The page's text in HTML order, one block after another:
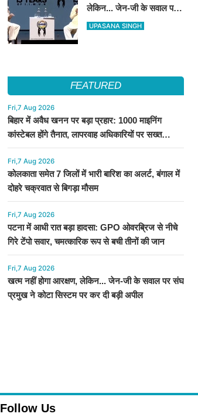
लेकिन... जेन-जी के सवाल पर
संघ प्रमुख ने कोटा सिस्टम पर
UPASANA SINGH
FEATURED
Fri,7 Aug 2026
बिहार में अवैध खनन पर बड़ा प्रहार: 1000 माइनिंग
कांस्टेबल होंगे तैनात, लापरवाह अधिकारियों पर सख्त
कार्रवाई
Fri,7 Aug 2026
कोलकाता समेत 7 जिलों में भारी बारिश का अलर्ट, बंगाल में
दोहरे चक्रवात से बिगड़ा मौसम
Fri,7 Aug 2026
पटना में आधी रात बड़ा हादसा: GPO ओवरब्रिज से नीचे
गिरे टेंपो सवार, चमत्कारिक रूप से बची तीनों की जान
Fri,7 Aug 2026
खत्म नहीं होगा आरक्षण, लेकिन... जेन-जी के सवाल पर संघ
प्रमुख ने कोटा सिस्टम पर कर दी बड़ी अपील
Follow Us